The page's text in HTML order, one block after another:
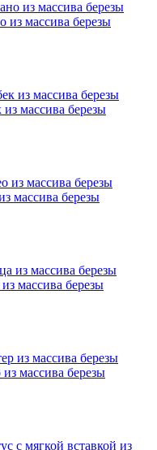
из массива березы
массива березы
массива березы
массива березы
массива березы